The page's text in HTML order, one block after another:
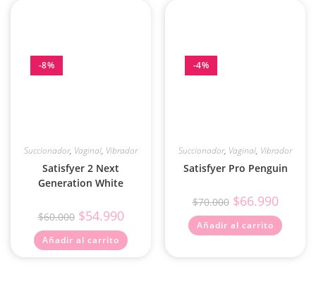
-8%
Succionador, Vaginal, Vibrador
Satisfyer 2 Next
Generation White
$60.000 $54.990
Añadir al carrito
-4%
Succionador, Vaginal, Vibrador
Satisfyer Pro Penguin
$70.000 $66.990
Añadir al carrito